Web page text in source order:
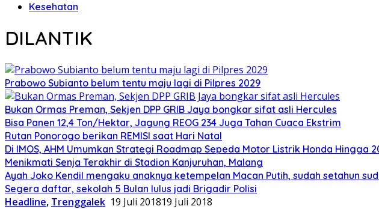
Kesehatan
DILANTIK
Prabowo Subianto belum tentu maju lagi di Pilpres 2029
Bukan Ormas Preman, Sekjen DPP GRIB Jaya bongkar sifat asli Hercules
Bisa Panen 12,4 Ton/Hektar, Jagung REOG 234 Juga Tahan Cuaca Ekstrim
Rutan Ponorogo berikan REMISI saat Hari Natal
Di IMOS, AHM Umumkan Strategi Roadmap Sepeda Motor Listrik Honda Hingga
Menikmati Senja Terakhir di Stadion Kanjuruhan, Malang
Ayah Joko Kendil mengaku anaknya ketempelan Macan Putih, sudah setahun
Segera daftar, sekolah 5 Bulan lulus jadi Brigadir Polisi
Headline, Trenggalek 19 Juli 201819 Juli 2018